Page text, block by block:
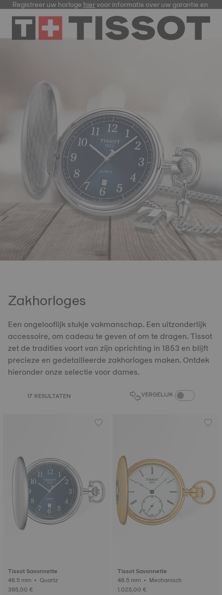
Registreer uw horlogehiervoor informatie over uw garantie en meer
Zakhorloges
Een ongelooflijk stukje vakmanschap. Een uitzonderlijk
accessoire, om cadeau te geven of om te dragen. Tissot
zet de tradities voort van zijn oprichting in 1853 en blijft
precieze en gedetailleerde zakhorloges maken. Ontdek
hieronder onze selectie voor dames.
17 RESULTATEN VERGELIJK PRODUCTEN
Tissot Savonnette
48.5 mm • Quartz
395,00 €
Tissot Savonnette
48.5 mm • Mechanisch
1.025,00 €